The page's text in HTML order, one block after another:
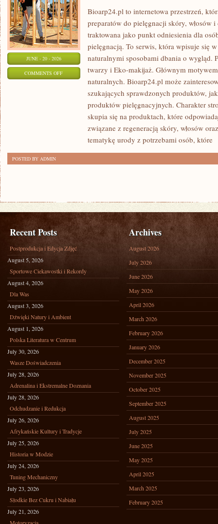
JUNE - 20 - 2026
COMMENTS OFFON
KOSMETYKI
Bioarp24.pl to internetowa przestrzeń,
preparatów do pielęgnacji skóry, włosów i
traktowana jako punkt odniesienia dla
pielęgnacją. To serwis, która wpisuje się
naturalnymi sposobami dbania o wygląd.
twarzy i Eko-makijaż. Głównym
naturalnych. Bioarp24.pl może
szukających sprawdzonych produktów,
produktów pielęgnacyjnych. Charakter
skupia się na produktach, które
związane z regeneracją skóry, włosów
tematykę urody z potrzebami osób, które
POSTED BY ADMIN
Recent Posts
Postprodukcja i Edycja Zdjęć
August 5, 2026
Sportowe Ciekawostki i Rekordy
August 4, 2026
Dla Was
August 3, 2026
Dźwięki Natury i Ambient
August 1, 2026
Polska Literatura w Centrum
July 30, 2026
Wasze Doświadczenia
July 28, 2026
Adrenalina i Ekstremalne Doznania
July 28, 2026
Odchudzanie i Redukcja
July 26, 2026
Afrykańskie Kultury i Tradycje
July 25, 2026
Historia w Modzie
July 24, 2026
Tuning Mechaniczny
July 23, 2026
Słodkie Bez Cukru i Nabiału
July 21, 2026
Archives
August 2026
July 2026
June 2026
May 2026
April 2026
March 2026
February 2026
January 2026
December 2025
November 2025
October 2025
September 2025
August 2025
July 2025
June 2025
May 2025
April 2025
March 2025
February 2025